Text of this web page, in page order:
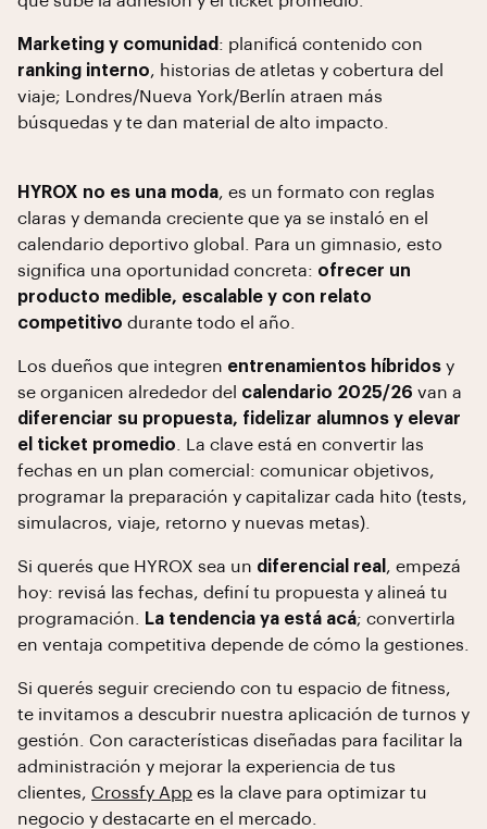
Marketing y comunidad : planificá contenido con
ranking interno, historias de atletas y cobertura del
viaje; Londres/Nueva York/Berlín atraen más
búsquedas y te dan material de alto impacto.
HYROX no es una moda, es un formato con reglas
claras y demanda creciente que ya se instaló en el
calendario deportivo global. Para un gimnasio, esto
significa una oportunidad concreta: ofrecer un
producto medible, escalable y con relato
competitivo durante todo el año.
Los dueños que integren entrenamientos híbridos y
se organicen alrededor del calendario 2025/26 van a
diferenciar su propuesta, fidelizar alumnos y elevar
el ticket promedio . La clave está en convertir las
fechas en un plan comercial: comunicar objetivos,
programar la preparación y capitalizar cada hito (tests,
simulacros, viaje, retorno y nuevas metas).
Si querés que HYROX sea un diferencial real , empezá
hoy: revisá las fechas, definí tu propuesta y alineá tu
programación.
La tendencia ya está acá; convertirla
en ventaja competitiva depende de cómo la gestiones.
Si querés seguir creciendo con tu espacio de fitness,
te invitamos a descubrir nuestra aplicación de turnos y
gestión. Con características diseñadas para facilitar la
administración y mejorar la experiencia de tus
clientes, Crossfy App es la clave para optimizar tu
negocio y destacarte en el mercado.